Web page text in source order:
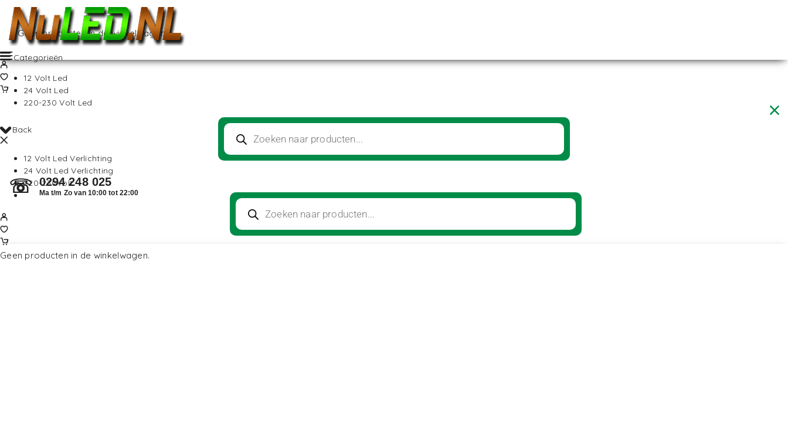
Geen producten in de winkelwagen.
Back
12 Volt Led Verlichting
24 Volt Led Verlichting
220-230Volt
Categorieën
12 Volt Led
24 Volt Led
220-230 Volt Led
☏ 0294 248 025
Ma t/m Zo van 10:00 tot 22:00
Geen producten in de winkelwagen.